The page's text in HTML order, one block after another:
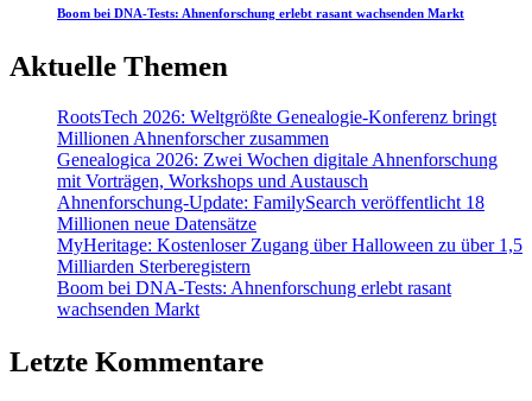
Boom bei DNA-Tests: Ahnenforschung erlebt rasant wachsenden Markt
Aktuelle Themen
RootsTech 2026: Weltgrößte Genealogie-Konferenz bringt
Millionen Ahnenforscher zusammen
Genealogica 2026: Zwei Wochen digitale Ahnenforschung
mit Vorträgen, Workshops und Austausch
Ahnenforschung-Update: FamilySearch veröffentlicht 18
Millionen neue Datensätze
MyHeritage: Kostenloser Zugang über Halloween zu über 1,5
Milliarden Sterberegistern
Boom bei DNA-Tests: Ahnenforschung erlebt rasant
wachsenden Markt
Letzte Kommentare